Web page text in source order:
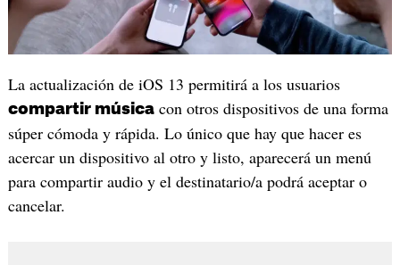
La actualización de iOS 13 permitirá a los usuarios
compartir músicacon otros dispositivos de una forma
súper cómoda y rápida. Lo único que hay que hacer es
acercar un dispositivo al otro y listo, aparecerá un menú
para compartir audio y el destinatario/a podrá aceptar o
cancelar.